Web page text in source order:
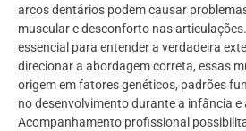
arcos dentários podem causar
muscular e desconforto nas
essencial para entender a verdadeira
direcionar a abordagem correta, essas
origem em fatores genéticos, padrões
no desenvolvimento durante a infância e
Acompanhamento profissional